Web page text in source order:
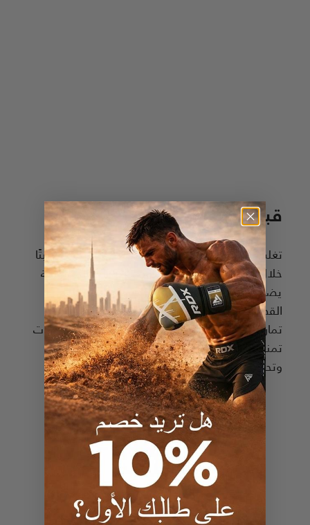
قبضة مثل المحترفين
تغلب على كل رفع بتقنية قبضة محسّنة تبقيك مثبتًا
خلال أثقل المجموعات. تصميم راحة اليد المنقوشة
يضمن عدم الانزلاق مطلقًا – حتى عندما يقاوم
القضيب. سواء كنت تقوم برفع الأثقال المميتة أو
تمارين السحب أو تمارين التجديف، فإن هذه القفازات
تمنحك قوة الجر الذي تحتاجه لتتجاوز حدودك بثقة
وتحكم.